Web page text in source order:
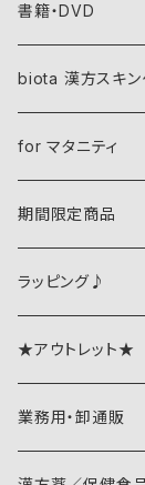
書籍・DVD
biota 漢方スキン
for マタニティ
期間限定商品
ラッピング♪
★アウトレット★
業務用・卸通販